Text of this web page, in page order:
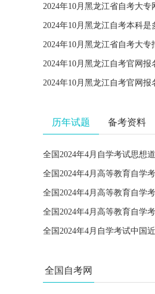
2024年10月黑龙江省自考大
2024年10月黑龙江自考本科
2024年10月黑龙江省自考大专
2024年10月黑龙江自考官网报
2024年10月黑龙江自考官网报
历年试题 备考资料
全国2024年4月自学考试思想
全国2024年4月高等教育自学
全国2024年4月高等教育自学
全国2024年4月自学考试中国
全国自考网